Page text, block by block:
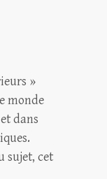
»
monde
dans
sujet, cet